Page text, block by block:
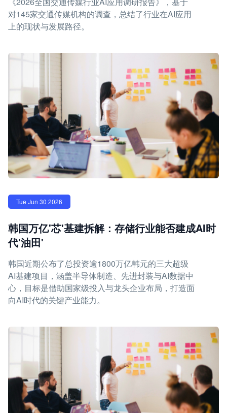
对145家交通传媒机构的调查，总结了行业在AI应用
上的现状与发展路径。
Tue Jun 30 2026
韩国万亿'芯'基建拆解：存储行业能否建成AI时
代'油田'
韩国近期公布了总投资逾1800万亿韩元的三大超级
AI基建项目，涵盖半导体制造、先进封装与AI数据中
心，目标是借助国家级投入与龙头企业布局，打造面
向AI时代的关键产业能力。